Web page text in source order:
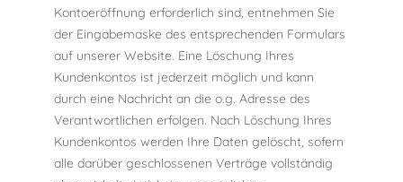
Kontoeröffnung erforderlich sind, entnehmen Sie
der Eingabemaske des entsprechenden Formulars
auf unserer Website. Eine Löschung Ihres
Kundenkontos ist jederzeit möglich und kann
durch eine Nachricht an die o.g. Adresse des
Verantwortlichen erfolgen. Nach Löschung Ihres
Kundenkontos werden Ihre Daten gelöscht, sofern
alle darüber geschlossenen Verträge vollständig